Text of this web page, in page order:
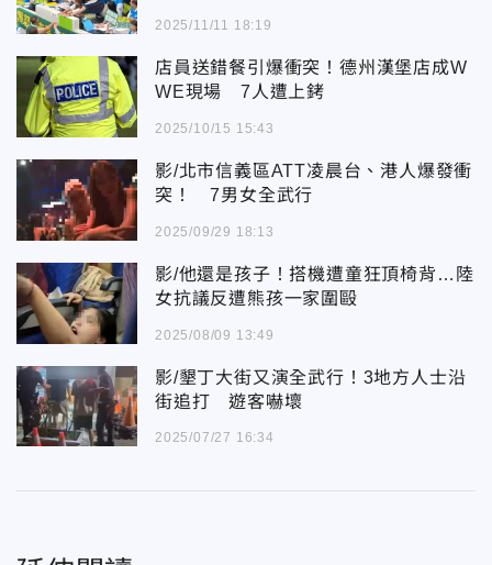
2025/11/11 18:19
店員送錯餐引爆衝突！德州漢堡店成W
WE現場 7人遭上銬
2025/10/15 15:43
影/北市信義區ATT凌晨台、港人爆發衝
突！ 7男女全武行
2025/09/29 18:13
影/他還是孩子！搭機遭童狂頂椅背…陸
女抗議反遭熊孩一家圍毆
2025/08/09 13:49
影/墾丁大街又演全武行！3地方人士沿
街追打 遊客嚇壞
2025/07/27 16:34